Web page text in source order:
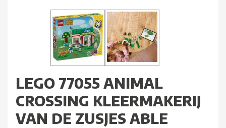
LEGO 77055 ANIMAL
CROSSING KLEERMAKERIJ
VAN DE ZUSJES ABLE